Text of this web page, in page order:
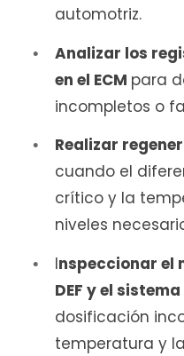
automotriz.
Analizar los
en el ECM para
incompletos o
Realizar
cuando el
crítico y la
niveles
Inspeccionar el
DEF y el sistema
dosificación
temperatura y